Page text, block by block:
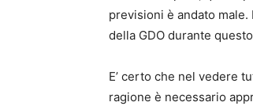
previsioni è andato
della GDO durante
E’ certo che nel vedere
ragione è necessario